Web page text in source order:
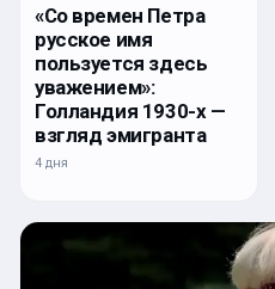
«Со времен Петра
русское имя
пользуется здесь
уважением»:
Голландия 1930-х —
взгляд эмигранта
4 дня